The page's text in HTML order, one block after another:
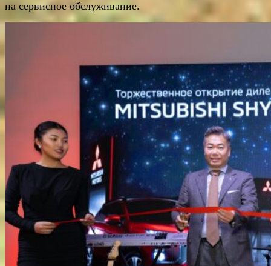
на сервисное обслуживание.